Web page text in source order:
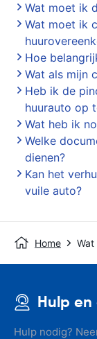
Wat moet ik
Wat moet ik
Hoe
Wat als mijn
Heb ik de
huurauto op
Wat heb ik
Welke
dienen?
Kan het
vuile auto?
Home
Hulp
Hulp nodig?